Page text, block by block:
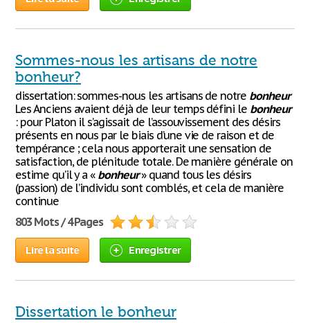
Sommes-nous les artisans de notre
bonheur?
dissertation: sommes-nous les artisans de notre bonheur
Les Anciens avaient déjà de leur temps défini le bonheur
: pour Platon il s’agissait de l’assouvissement des désirs
présents en nous par le biais d’une vie de raison et de
tempérance ; cela nous apporterait une sensation de
satisfaction, de plénitude totale. De manière générale on
estime qu’il y a « bonheur» quand tous les désirs
(passion) de l’individu sont comblés, et cela de manière
continue
803 Mots / 4 Pages
Lire la suite Enregistrer
Dissertation le bonheur